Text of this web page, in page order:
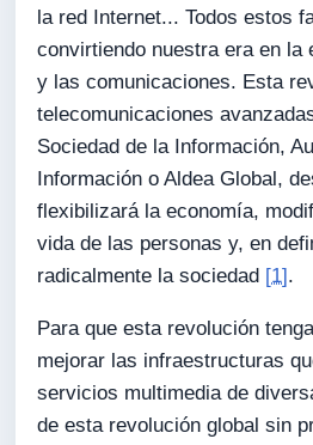
la red Internet... Todos estos
convirtiendo nuestra era en la
y las comunicaciones. Esta
telecomunicaciones
Sociedad de la Información,
Información o Aldea Global,
flexibilizará la economía,
vida de las personas y, en
radicalmente la sociedad [1] .
Para que esta revolución
mejorar las infraestructuras
servicios multimedia de
de esta revolución global sin